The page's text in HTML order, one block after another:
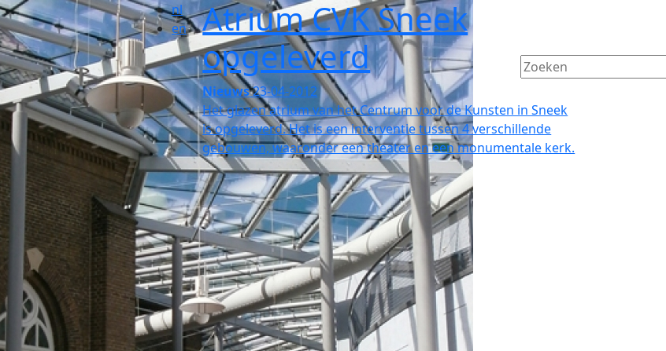
nl
en
Atrium CVK Sneek
opgeleverd
Nieuws23-04-2012
Het glazen atrium van het Centrum voor de Kunsten in Sneek
is opgeleverd. Het is een interventie tussen 4 verschillende
gebouwen, waaronder een theater en een monumentale kerk.